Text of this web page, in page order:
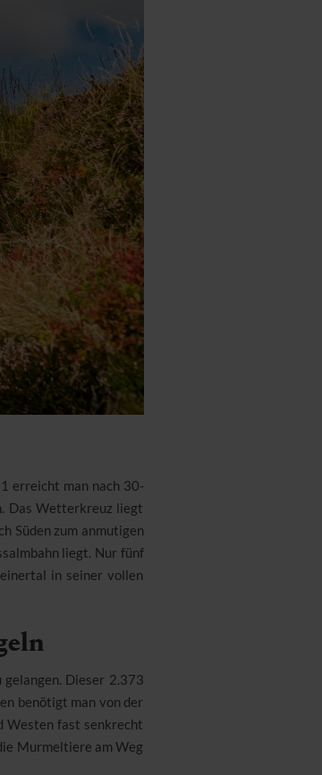
erreicht man nach 30-
Das Wetterkreuz liegt
Süden zum anmutigen
liegt. Nur fünf
in seiner vollen
Dieser 2.373
benötigt man von der
Westen fast senkrecht
Murmeltiere am Weg